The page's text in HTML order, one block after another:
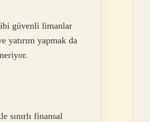
güvenli limanlar
yatırım yapmak da
sınırlı finansal